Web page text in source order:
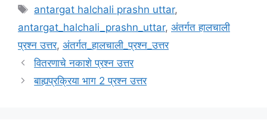
Tags
antargat halchali prashn uttar,
antargat_halchali_prashn_uttar, अंतर्गत हालचाली
प्रश्न उत्तर, अंतर्गत_हालचाली_प्रश्न_उत्तर
वितरणाचे नकाशे प्रश्न उत्तर
बाह्यप्रक्रिया भाग 2 प्रश्न उत्तर